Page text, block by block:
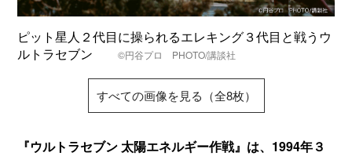
ピット星人２代目に操られるエレキング３代目と戦うウ
ルトラセブン©円谷プロ PHOTO/講談社
すべての画像を見る（全8枚）
『ウルトラセブン 太陽エネルギー作戦』は、1994年３